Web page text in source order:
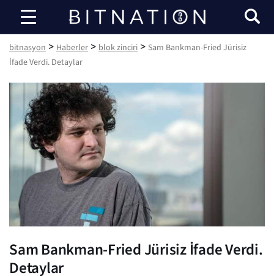
bitnasyon
bitnasyon > Haberler > blok zinciri > Sam Bankman-Fried Jürisiz
İfade Verdi. Detaylar
Sam Bankman-Fried Jürisiz İfade Verdi.
Detaylar